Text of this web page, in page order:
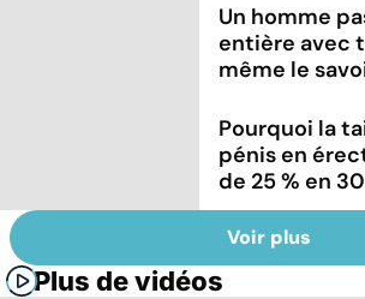
Un homme
entière avec
même le
Pourquoi la
pénis en
de 25 % en
Voir plus
Plus de vidéos